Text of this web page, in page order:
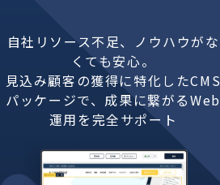
自社リソース不足、ノウハウがな
くても安心。
見込み顧客の獲得に特化したCMS
パッケージで、成果に繋がるWeb
運用を完全サポート